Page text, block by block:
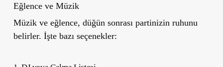
Eğlence ve Müzik
Müzik ve eğlence, düğün sonrası partinizin ruhunu
belirler. İşte bazı seçenekler: